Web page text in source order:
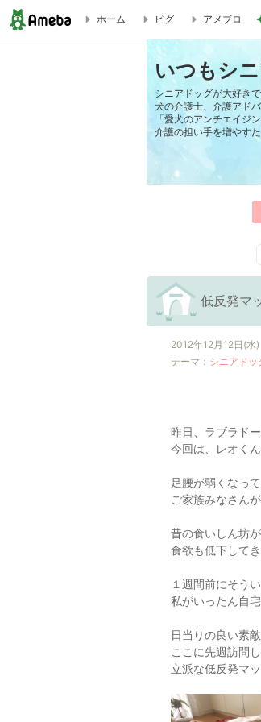
低反発マットレスで快適だよ〜 | いつもシ
ホーム ピグ アメブロ
いつもシ
シニアドッグが大好き
犬の介護士、介護アド
「愛犬のアンチエイジ
介護の担い手を増やす
低反発マ
2012年12月12日(水)
テーマ： シニアドッ
昨日、ラブラド
今回は、レオく
足腰が弱くなっ
ご家族みなさん
昔の食いしん坊
食欲も低下して
１週間前にそう
私がいったん自
日当りの良い素
ここに先週訪問
立派な低反発マ